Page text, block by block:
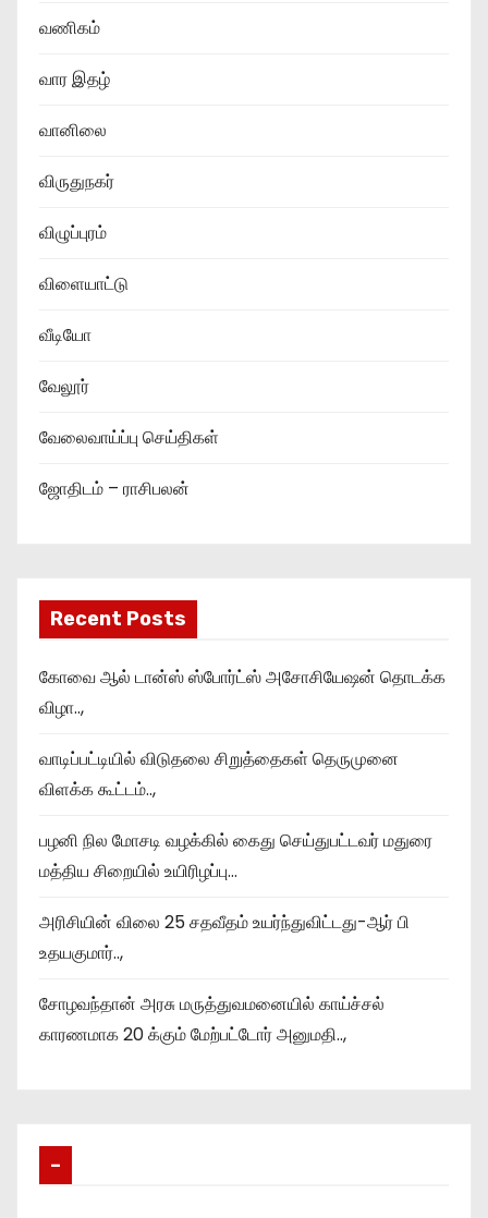
வணிகம்
வார இதழ்
வானிலை
விருதுநகர்
விழுப்புரம்
விளையாட்டு
வீடியோ
வேலூர்
வேலைவாய்ப்பு செய்திகள்
ஜோதிடம் – ராசிபலன்
Recent Posts
கோவை ஆல் டான்ஸ் ஸ்போர்ட்ஸ் அசோசியேஷன் தொடக்க
விழா..,
வாடிப்பட்டியில் விடுதலை சிறுத்தைகள் தெருமுனை
விளக்க கூட்டம்..,
பழனி நில மோசடி வழக்கில் கைது செய்துபட்டவர் மதுரை
மத்திய சிறையில் உயிரிழப்பு…
அரிசியின் விலை 25 சதவீதம் உயர்ந்துவிட்டது-ஆர் பி
உதயகுமார்..,
சோழவந்தான் அரசு மருத்துவமனையில் காய்ச்சல்
காரணமாக 20 க்கும் மேற்பட்டோர் அனுமதி..,
–